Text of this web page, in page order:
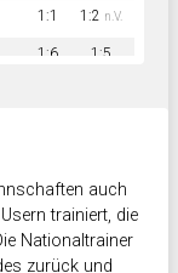
1:1 1:2 n.V.
1:6 1:5
auch
trainiert, die
Nationaltrainer
zurück und